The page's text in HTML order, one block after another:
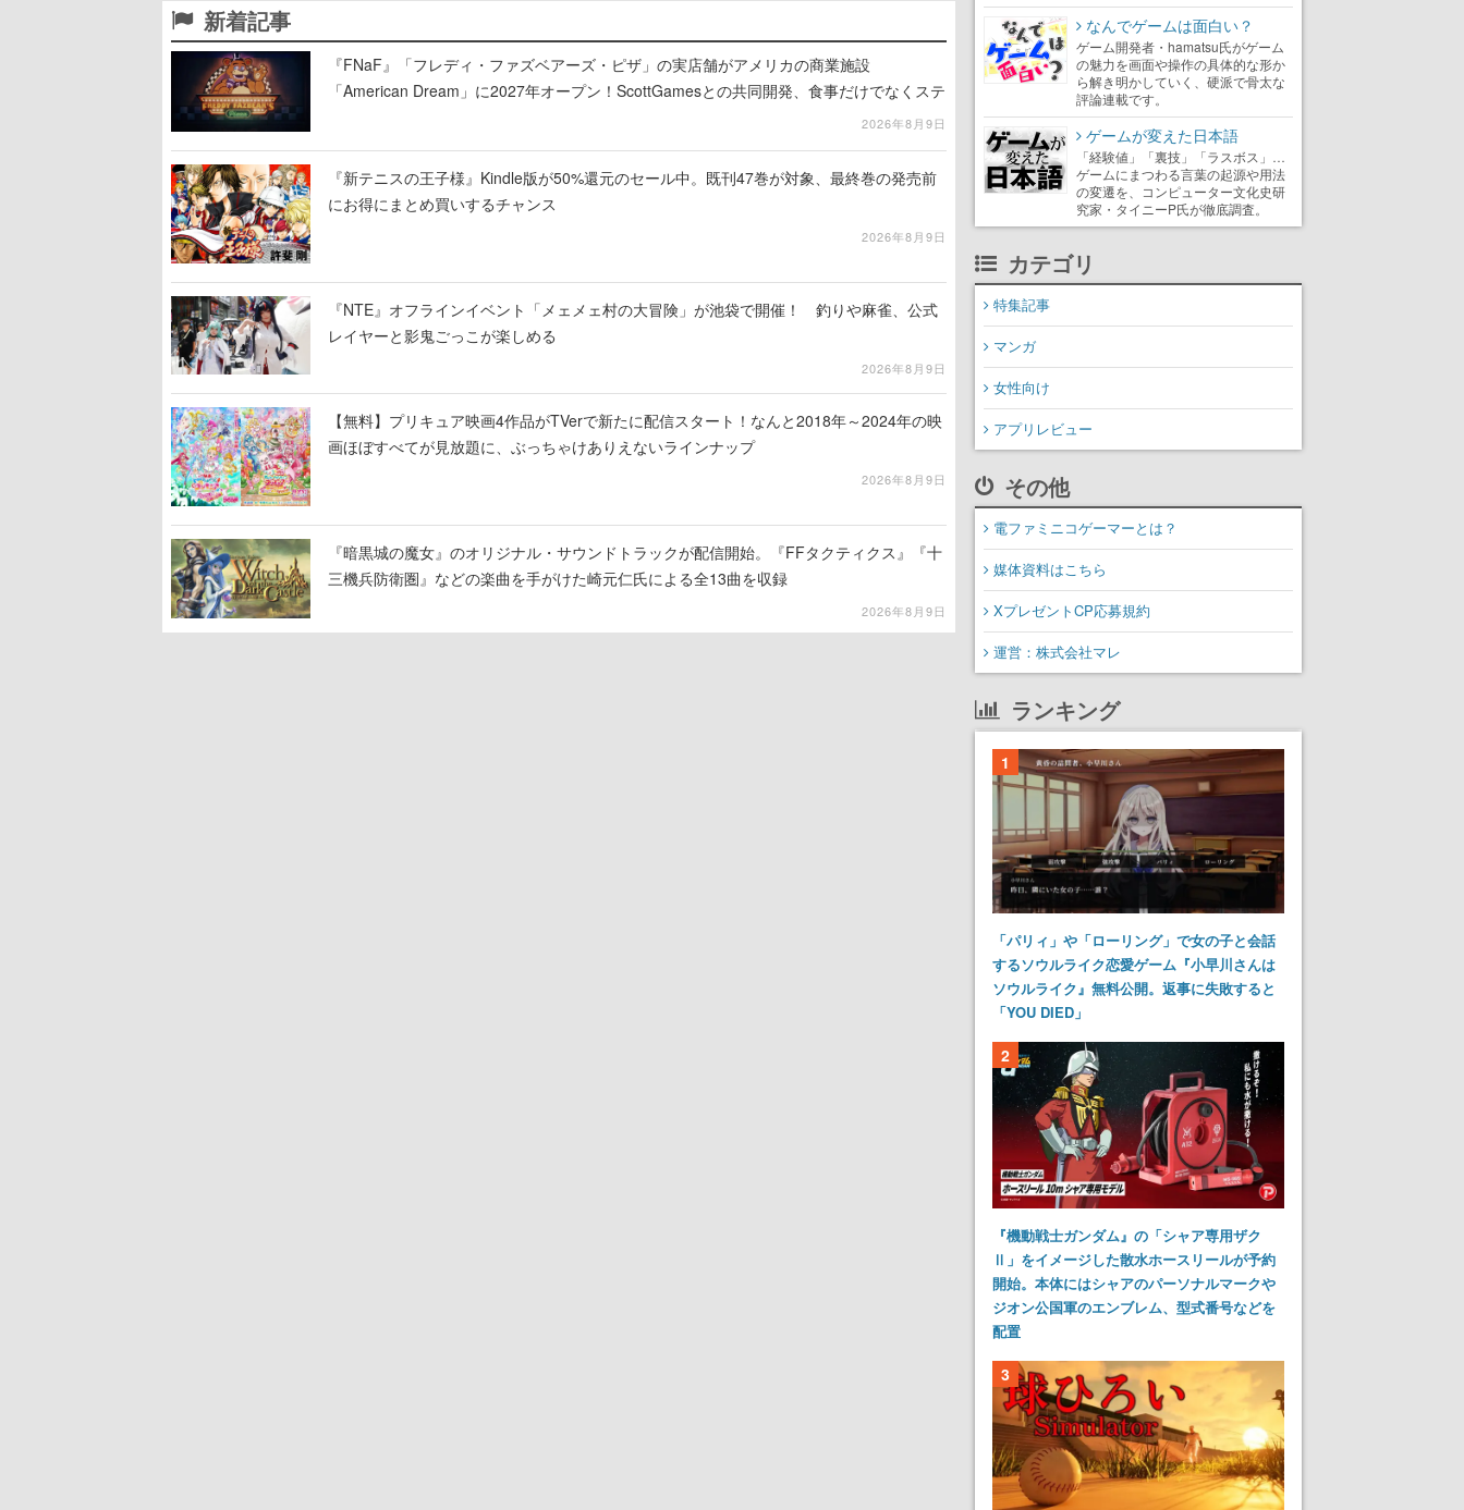
新着記事
『FNaF』「フレディ・ファズベアーズ・ピザ」の実店舗がアメリカの商業施設
「American Dream」に2027年オープン！ScottGamesとの共同開発、食事だけでなくステ
2026年8月9日
『新テニスの王子様』Kindle版が50%還元のセール中。既刊47巻が対象、最終巻の発売前
にお得にまとめ買いするチャンス
2026年8月9日
『NTE』オフラインイベント「メェメェ村の大冒険」が池袋で開催！ 釣りや麻雀、公式
レイヤーと影鬼ごっこが楽しめる
2026年8月9日
【無料】プリキュア映画4作品がTVerで新たに配信スタート！なんと2018年～2024年の映
画ほぼすべてが見放題に、ぶっちゃけありえないラインナップ
2026年8月9日
『暗黒城の魔女』のオリジナル・サウンドトラックが配信開始。『FFタクティクス』『十
三機兵防衛圏』などの楽曲を手がけた崎元仁氏による全13曲を収録
2026年8月9日
なんでゲームは面白い？
ゲーム開発者・hamatsu氏がゲーム
の魅力を画面や操作の具体的な形か
ら解き明かしていく、硬派で骨太な
評論連載です。
ゲームが変えた日本語
「経験値」「裏技」「ラスボス」…
ゲームにまつわる言葉の起源や用法
の変遷を、コンピューター文化史研
究家・タイニーP氏が徹底調査。
カテゴリ
特集記事
マンガ
女性向け
アプリレビュー
その他
電ファミニコゲーマーとは？
媒体資料はこちら
XプレゼントCP応募規約
運営：株式会社マレ
ランキング
1
「パリィ」や「ローリング」で女の子と会話
するソウルライク恋愛ゲーム『小早川さんは
ソウルライク』無料公開。返事に失敗すると
「YOU DIED」
2
『機動戦士ガンダム』の「シャア専用ザク
Ⅱ」をイメージした散水ホースリールが予約
開始。本体にはシャアのパーソナルマークや
ジオン公国軍のエンブレム、型式番号などを
配置
3